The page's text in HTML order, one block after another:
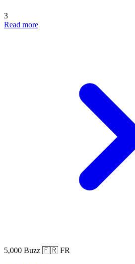
3
Read more
5,000 Buzz 🇫🇷 FR